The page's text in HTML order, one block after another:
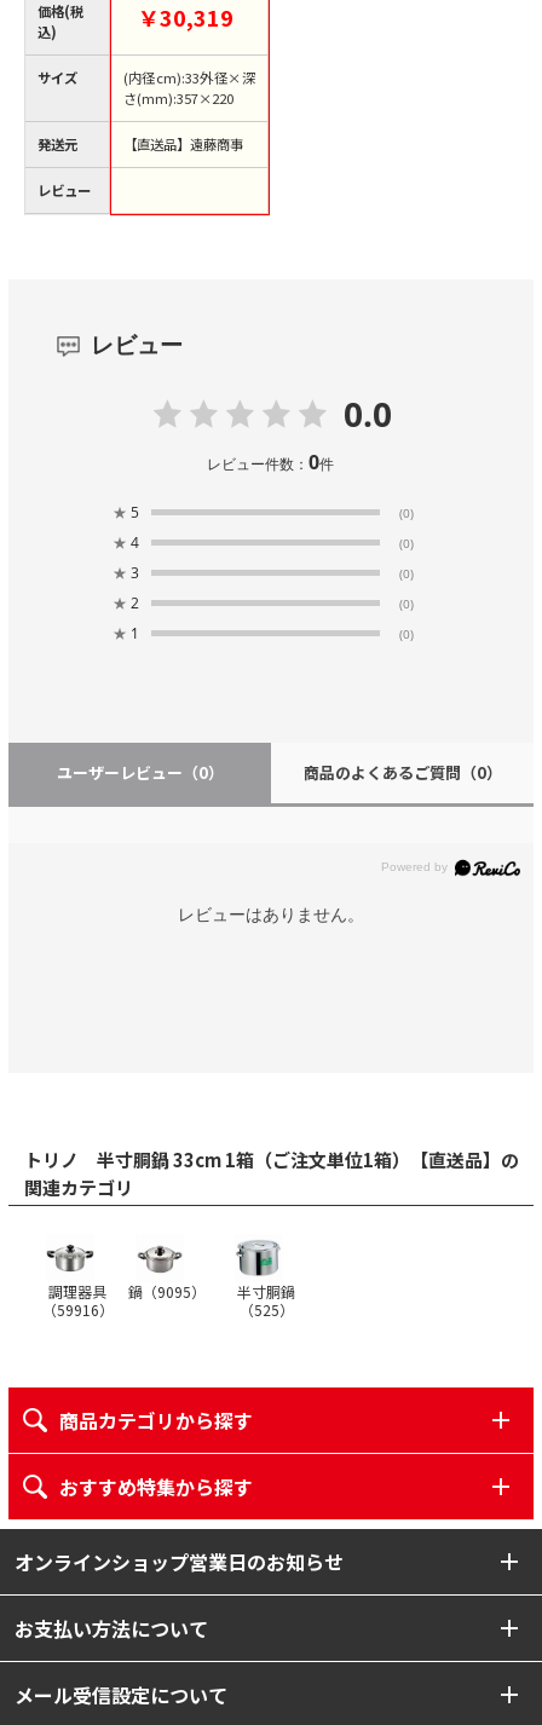
価格(税
込)
サイズ
発送元
レビュー
￥30,319
(内径cm):33外径×深
さ(mm):357×220
【直送品】遠藤商事
レビュー
0.0
レビュー件数：0件
★ 5 (0)
★ 4 (0)
★ 3 (0)
★ 2 (0)
★ 1 (0)
ユーザーレビュー （0） 商品のよくあるご質問 （0）
レビューはありません。
トリノ 半寸胴鍋 33cm 1箱（ご注文単位1箱）【直送品】の
関連カテゴリ
調理器具
（59916）
鍋（9095）
半寸胴鍋
（525）
商品カテゴリから探す
おすすめ特集から探す
オンラインショップ営業日のお知らせ
お支払い方法について
メール受信設定について